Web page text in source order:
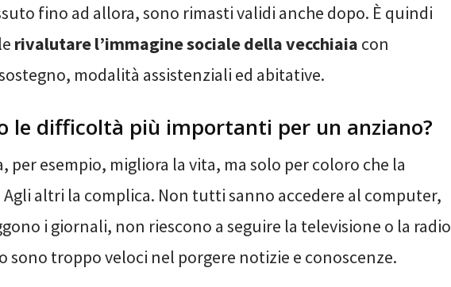
fino ad allora, sono rimasti validi anche dopo. È quindi
rivalutare l’immagine sociale della vecchiaia con
modalità assistenziali ed abitative.
le difficoltà più importanti per un anziano?
per esempio, migliora la vita, ma solo per coloro che la
altri la complica. Non tutti sanno accedere al computer,
i giornali, non riescono a seguire la televisione o la radio
sono troppo veloci nel porgere notizie e conoscenze.